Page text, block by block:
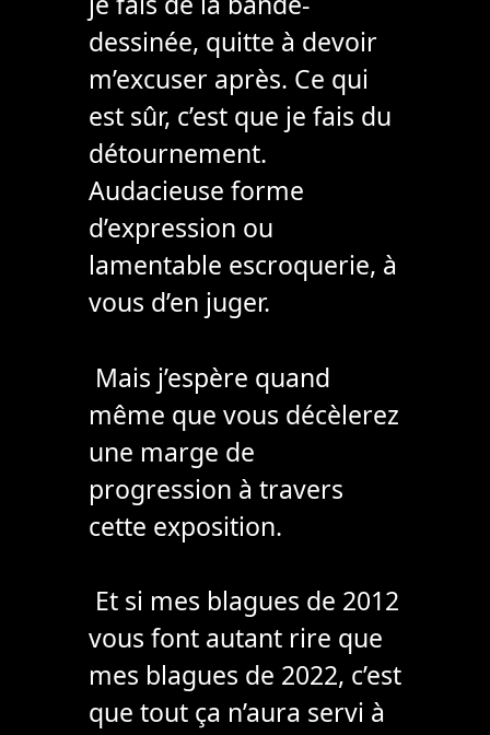
dessinée, quitte à devoir
m’excuser après. Ce qui
est sûr, c’est que je fais du
détournement.
Audacieuse forme
d’expression ou
lamentable escroquerie, à
vous d’en juger.
Mais j’espère quand
même que vous décèlerez
une marge de
progression à travers
cette exposition.
Et si mes blagues de 2012
vous font autant rire que
mes blagues de 2022, c’est
que tout ça n’aura servi à